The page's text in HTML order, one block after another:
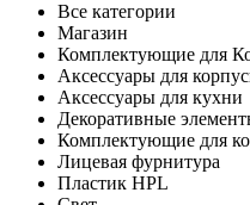
Все категории
Магазин
Комплектующие для
Аксессуары для
Аксессуары для кухни
Декоративные
Комплектующие для
Лицевая фурнитура
Пластик HPL